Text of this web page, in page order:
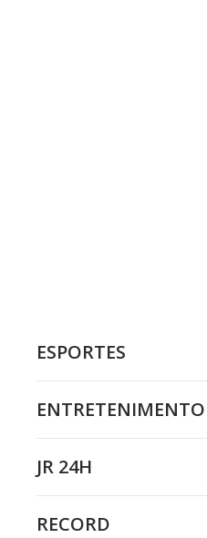
ESPORTES
ENTRETENIMENTO
JR 24H
RECORD